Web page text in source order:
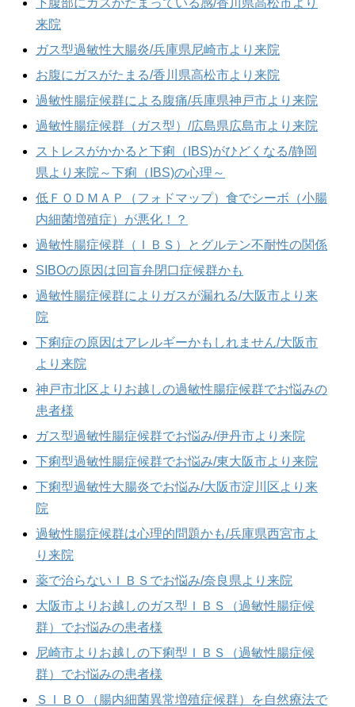
来院
ガス型過敏性大腸炎/兵庫県尼崎市より来院
お腹にガスがたまる/香川県高松市より来院
過敏性腸症候群による腹痛/兵庫県神戸市より来院
過敏性腸症候群（ガス型）/広島県広島市より来院
ストレスがかかると下痢（IBS)がひどくなる/静岡
県より来院～下痢（IBS)の心理～
低ＦＯＤＭＡＰ（フォドマップ）食でシーボ（小腸
内細菌増殖症）が悪化！？
過敏性腸症候群（ＩＢＳ）とグルテン不耐性の関係
SIBOの原因は回盲弁閉口症候群かも
過敏性腸症候群によりガスが漏れる/大阪市より来
院
下痢症の原因はアレルギーかもしれません/大阪市
より来院
神戸市北区よりお越しの過敏性腸症候群でお悩みの
患者様
ガス型過敏性腸症候群でお悩み/伊丹市より来院
下痢型過敏性腸症候群でお悩み/東大阪市より来院
下痢型過敏性大腸炎でお悩み/大阪市淀川区より来
院
過敏性腸症候群は心理的問題かも/兵庫県西宮市よ
り来院
薬で治らないＩＢＳでお悩み/奈良県より来院
大阪市よりお越しのガス型ＩＢＳ（過敏性腸症候
群）でお悩みの患者様
尼崎市よりお越しの下痢型ＩＢＳ（過敏性腸症候
群）でお悩みの患者様
ＳＩＢＯ（腸内細菌異常増殖症候群）を自然療法で